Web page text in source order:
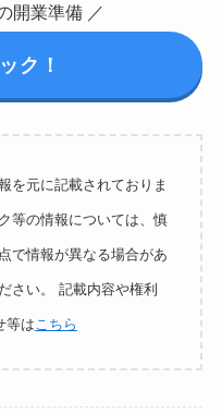
開業準備 ／
ク！
を元に記載されておりま
等の情報については、慎
で情報が異なる場合があ
さい。 記載内容や権利
等は こちら